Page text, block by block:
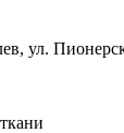
ул.